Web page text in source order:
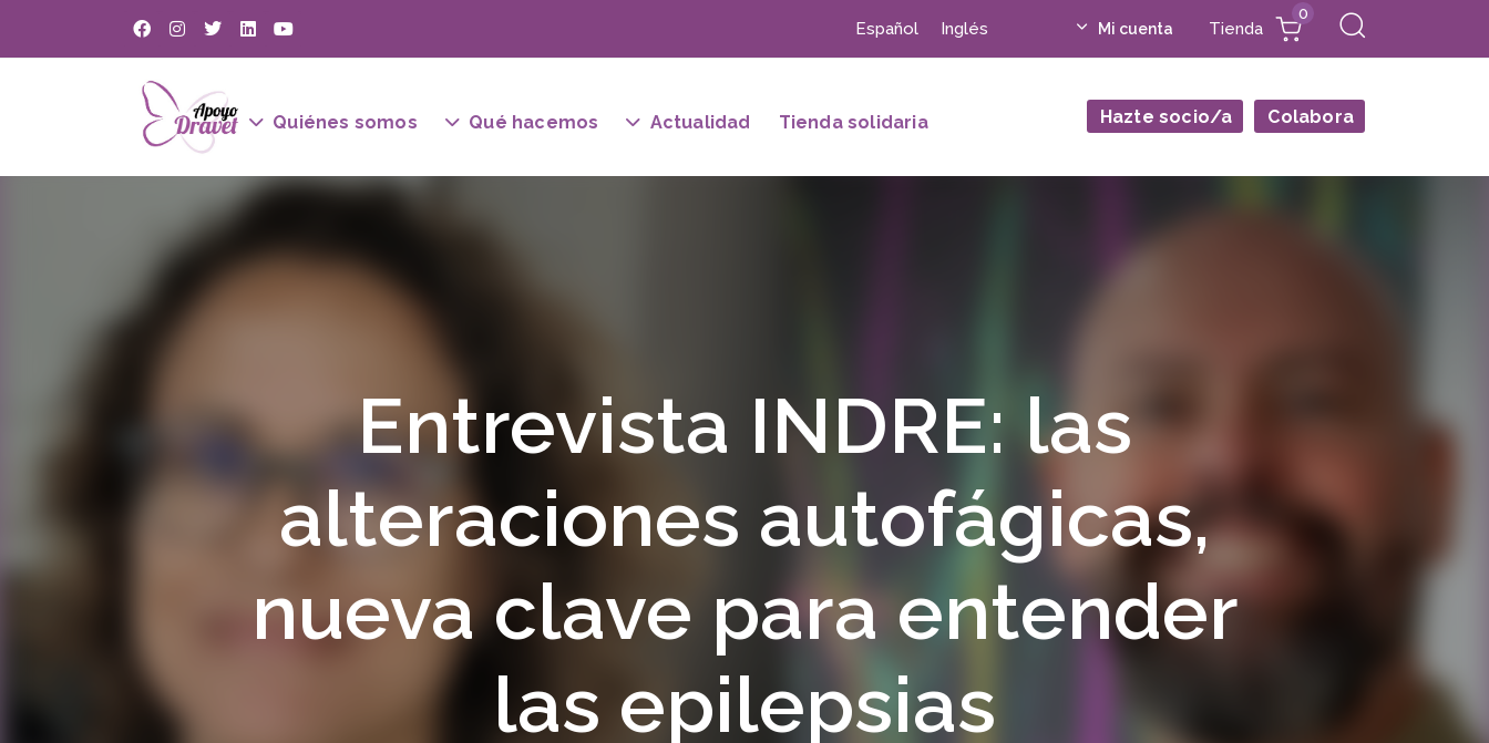
Español Inglés Mi cuenta Tienda
0
Quiénes somos Qué hacemos Actualidad Tienda solidaria Hazte socio/a Colabora
Entrevista INDRE: las
alteraciones autofágicas,
nueva clave para entender
las epilepsias